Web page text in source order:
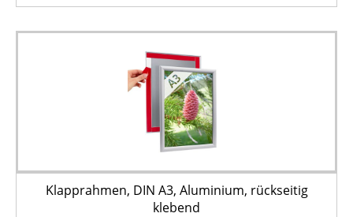
Klapprahmen, DIN A3, Aluminium, rückseitig
klebend